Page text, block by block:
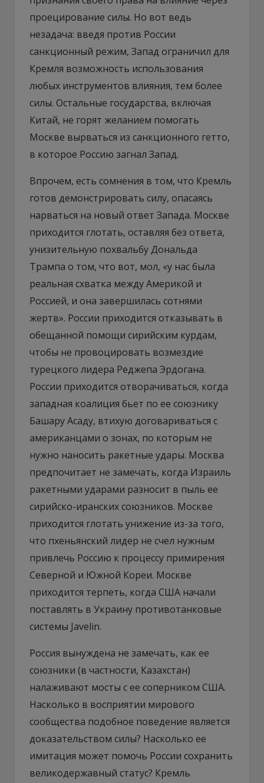
проецирование силы. Но вот ведь
незадача: введя против России
санкционный режим, Запад ограничил для
Кремля возможность использования
любых инструментов влияния, тем более
силы. Остальные государства, включая
Китай, не горят желанием помогать
Москве вырваться из санкционного гетто,
в которое Россию загнал Запад.
Впрочем, есть сомнения в том, что Кремль
готов демонстрировать силу, опасаясь
нарваться на новый ответ Запада. Москве
приходится глотать, оставляя без ответа,
унизительную похвальбу Дональда
Трампа о том, что вот, мол, «у нас была
реальная схватка между Америкой и
Россией, и она завершилась сотнями
жертв». России приходится отказывать в
обещанной помощи сирийским курдам,
чтобы не провоцировать возмездие
турецкого лидера Реджепа Эрдогана.
России приходится отворачиваться, когда
западная коалиция бьет по ее союзнику
Башару Асаду, втихую договариваться с
американцами о зонах, по которым не
нужно наносить ракетные удары. Москва
предпочитает не замечать, когда Израиль
ракетными ударами разносит в пыль ее
сирийско-иранских союзников. Москве
приходится глотать унижение из-за того,
что пхеньянский лидер не счел нужным
привлечь Россию к процессу примирения
Северной и Южной Кореи. Москве
приходится терпеть, когда США начали
поставлять в Украину противотанковые
системы Javelin.
Россия вынуждена не замечать, как ее
союзники (в частности, Казахстан)
налаживают мосты с ее соперником США.
Насколько в восприятии мирового
сообщества подобное поведение является
доказательством силы? Насколько ее
имитация может помочь России сохранить
великодержавный статус? Кремль